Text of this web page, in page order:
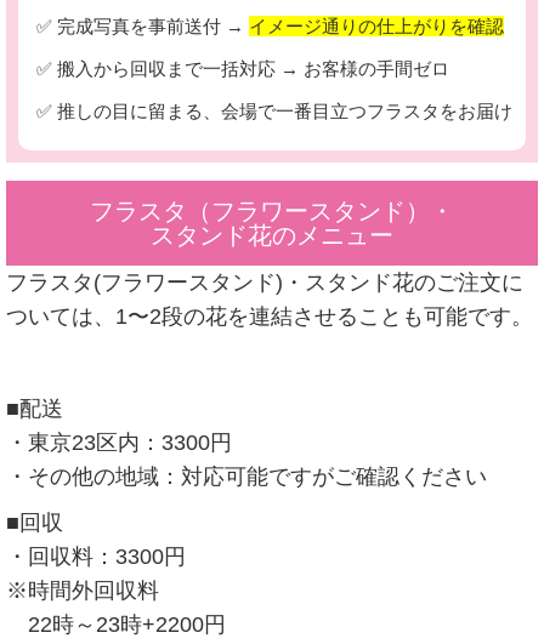
✅ 完成写真を事前送付 → イメージ通りの仕上がりを確認
✅ 搬入から回収まで一括対応 → お客様の手間ゼロ
✅ 推しの目に留まる、会場で一番目立つフラスタをお届け
フラスタ（フラワースタンド）・
スタンド花のメニュー
フラスタ(フラワースタンド)・スタンド花のご注文に
ついては、1〜2段の花を連結させることも可能です。
■配送
・東京23区内：3300円
・その他の地域：対応可能ですがご確認ください
■回収
・回収料：3300円
※時間外回収料
22時～23時+2200円